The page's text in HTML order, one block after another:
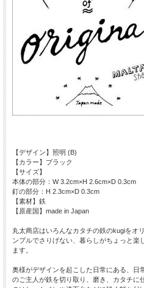
【デザイン】照明 (B)
【カラー】ブラック
【サイズ】
本体の部分：W 3.2cm×H 2.6cm×D 0.3cm
釘の部分：H 2.3cm×D 0.3cm
【素材】鉄
【原産国】made in Japan
丸太商店はいろんなカタチの鉄のkugiをオ
ンプルでさりげない、暮らしがちょっと楽
ます。
奥様がデザインを起こした日常にある、日
のご主人が鉄を切り取り、磨き、カタチに